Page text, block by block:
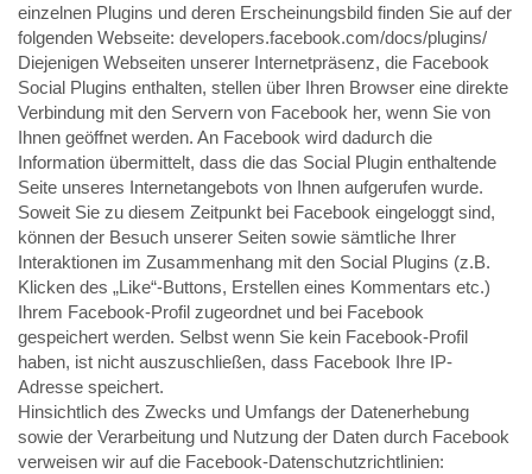
einzelnen Plugins und deren Erscheinungsbild finden Sie auf der
folgenden Webseite: developers.facebook.com/docs/plugins/
Diejenigen Webseiten unserer Internetpräsenz, die Facebook
Social Plugins enthalten, stellen über Ihren Browser eine direkte
Verbindung mit den Servern von Facebook her, wenn Sie von
Ihnen geöffnet werden. An Facebook wird dadurch die
Information übermittelt, dass die das Social Plugin enthaltende
Seite unseres Internetangebots von Ihnen aufgerufen wurde.
Soweit Sie zu diesem Zeitpunkt bei Facebook eingeloggt sind,
können der Besuch unserer Seiten sowie sämtliche Ihrer
Interaktionen im Zusammenhang mit den Social Plugins (z.B.
Klicken des „Like“-Buttons, Erstellen eines Kommentars etc.)
Ihrem Facebook-Profil zugeordnet und bei Facebook
gespeichert werden. Selbst wenn Sie kein Facebook-Profil
haben, ist nicht auszuschließen, dass Facebook Ihre IP-
Adresse speichert.
Hinsichtlich des Zwecks und Umfangs der Datenerhebung
sowie der Verarbeitung und Nutzung der Daten durch Facebook
verweisen wir auf die Facebook-Datenschutzrichtlinien: